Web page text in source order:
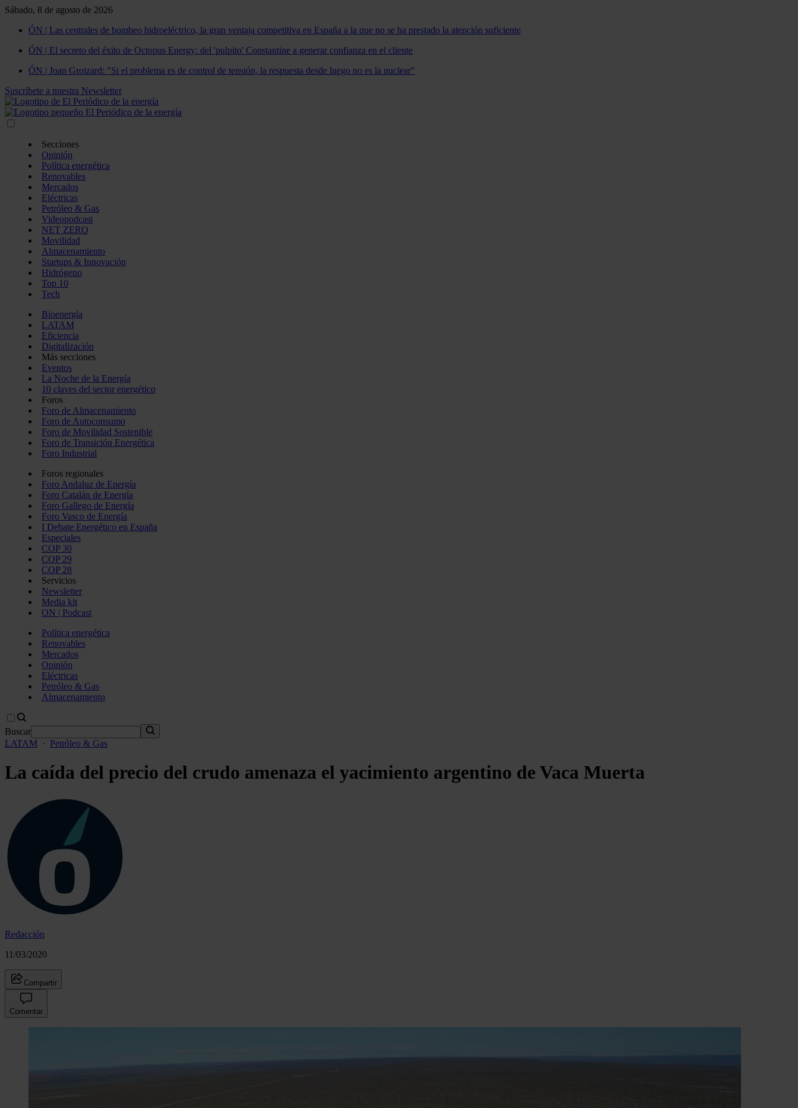
Sábado, 8 de agosto de 2026
ÓN | Las centrales de bombeo hidroeléctrico, la gran ventaja competitiva en España a la que no se ha prestado la atención suficiente
ÓN | El secreto del éxito de Octopus Energy: del 'pulpito' Constantine a generar confianza en el cliente
ÓN | Joan Groizard: "Si el problema es de control de tensión, la respuesta desde luego no es la nuclear"
Suscríbete a nuestra Newsletter
Secciones
Opinión
Política energética
Renovables
Mercados
Eléctricas
Petróleo & Gas
Videopodcast
NET ZERO
Movilidad
Almacenamiento
Startups & Innovación
Hidrógeno
Top 10
Tech
Bioenergía
LATAM
Eficiencia
Digitalización
Más secciones
Eventos
La Noche de la Energía
10 claves del sector energético
Foros
Foro de Almacenamiento
Foro de Autoconsumo
Foro de Movilidad Sostenible
Foro de Transición Energética
Foro Industrial
Foros regionales
Foro Andaluz de Energía
Foro Catalán de Energía
Foro Gallego de Energía
Foro Vasco de Energía
I Debate Energético en España
Especiales
COP 30
COP 29
COP 28
Servicios
Newsletter
Media kit
ON | Podcast
Política energética
Renovables
Mercados
Opinión
Eléctricas
Petróleo & Gas
Almacenamiento
Buscar
LATAM · Petróleo & Gas
La caída del precio del crudo amenaza el yacimiento argentino de Vaca Muerta
Redacción
11/03/2020
Compartir
Comentar